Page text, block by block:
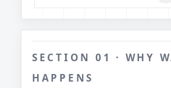
SECTION 01 · WHY
HAPPENS